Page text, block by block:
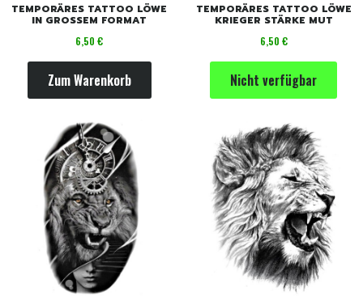
TEMPORÄRES TATTOO LÖWE
IN GROSSEM FORMAT
Preis
6,50 €
Zum Warenkorb
TEMPORÄRES TATTOO LÖWE
KRIEGER STÄRKE MUT
Preis
6,50 €
Nicht verfügbar